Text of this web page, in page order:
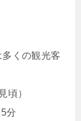
くの観光客
頃）
分